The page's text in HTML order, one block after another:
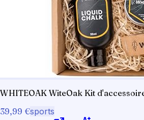
WHITEOAK WiteOak Kit
39,99 €sports